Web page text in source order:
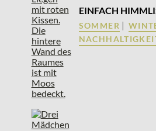
EINFACH
SOMMER |